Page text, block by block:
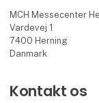
MCH Messecenter
Vardevej 1
7400 Herning
Danmark
Kontakt os